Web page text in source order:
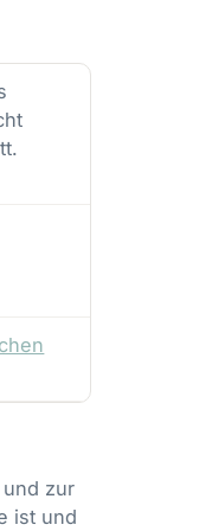
zur
ist und